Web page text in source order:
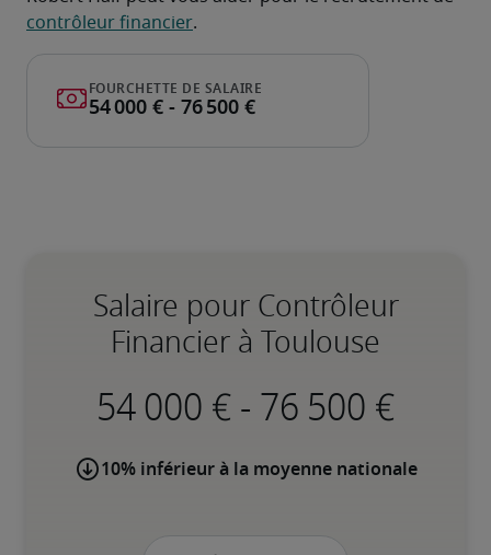
contrôleur financier.
Salaire pour Contrôleur
Financier à Toulouse
-
10% inférieur à la moyenne nationale